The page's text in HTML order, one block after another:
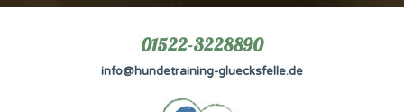
01522-3228890
info@hundetraining-gluecksfelle.de